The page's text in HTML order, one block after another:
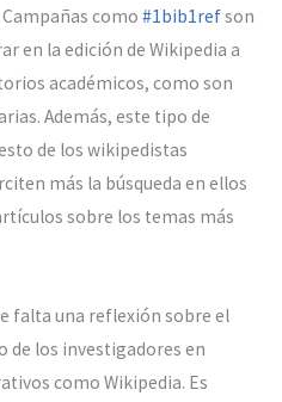
como #1bib1refson
en la edición de Wikipedia a
académicos, como son
Además, este tipo de
de los wikipedistas
más la búsqueda en ellos
sobre los temas más
falta una reflexión sobre el
de los investigadores en
como Wikipedia. Es